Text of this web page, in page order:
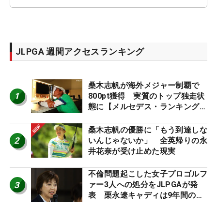
JLPGA 週間アクセスランキング
1
桑木志帆が海外メジャー制覇で
800pt獲得 実質のトップ独走状
態に【メルセデス・ランキング番
2
桑木志帆の優勝に「もう到達しな
いんじゃないか」 全英帰りの永
井花奈が受け止めた現実
3
不倫問題起こした女子プロゴルフ
ァー3人への処分をJLPGAが発
表 栗永遼キャディは9年間の立